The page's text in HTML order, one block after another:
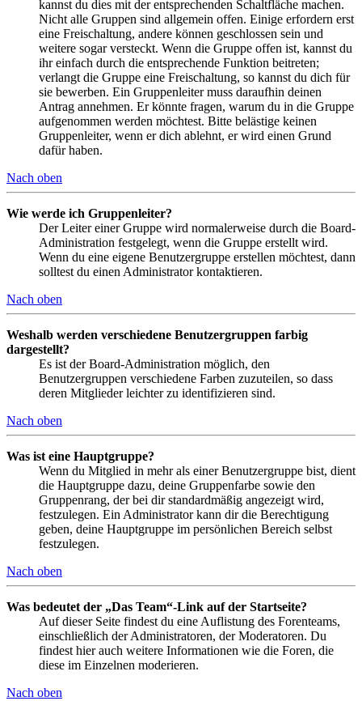
kannst du dies mit der entsprechenden Schaltfläche machen.
Nicht alle Gruppen sind allgemein offen. Einige erfordern erst
eine Freischaltung, andere können geschlossen sein und
weitere sogar versteckt. Wenn die Gruppe offen ist, kannst du
ihr einfach durch die entsprechende Funktion beitreten;
verlangt die Gruppe eine Freischaltung, so kannst du dich für
sie bewerben. Ein Gruppenleiter muss daraufhin deinen
Antrag annehmen. Er könnte fragen, warum du in die Gruppe
aufgenommen werden möchtest. Bitte belästige keinen
Gruppenleiter, wenn er dich ablehnt, er wird einen Grund
dafür haben.
Nach oben
Wie werde ich Gruppenleiter?
Der Leiter einer Gruppe wird normalerweise durch die Board-
Administration festgelegt, wenn die Gruppe erstellt wird.
Wenn du eine eigene Benutzergruppe erstellen möchtest, dann
solltest du einen Administrator kontaktieren.
Nach oben
Weshalb werden verschiedene Benutzergruppen farbig
dargestellt?
Es ist der Board-Administration möglich, den
Benutzergruppen verschiedene Farben zuzuteilen, so dass
deren Mitglieder leichter zu identifizieren sind.
Nach oben
Was ist eine Hauptgruppe?
Wenn du Mitglied in mehr als einer Benutzergruppe bist, dient
die Hauptgruppe dazu, deine Gruppenfarbe sowie den
Gruppenrang, der bei dir standardmäßig angezeigt wird,
festzulegen. Ein Administrator kann dir die Berechtigung
geben, deine Hauptgruppe im persönlichen Bereich selbst
festzulegen.
Nach oben
Was bedeutet der „Das Team“-Link auf der Startseite?
Auf dieser Seite findest du eine Auflistung des Forenteams,
einschließlich der Administratoren, der Moderatoren. Du
findest hier auch weitere Informationen wie die Foren, die
diese im Einzelnen moderieren.
Nach oben